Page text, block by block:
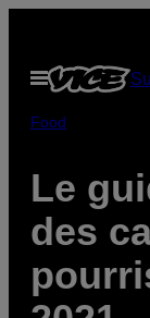
content
Open
Menu
Food
Le
des